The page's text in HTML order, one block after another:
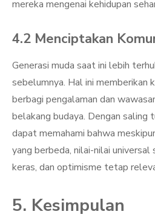
mereka mengenai kehidupan
4.2 Menciptakan
Generasi muda saat ini lebih
sebelumnya. Hal ini memberikan
berbagi pengalaman dan
belakang budaya. Dengan saling
dapat memahami bahwa
yang berbeda, nilai-nilai
keras, dan optimisme tetap
5. Kesimpulan